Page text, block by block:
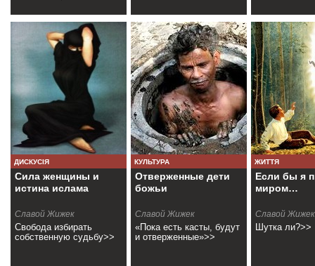
ДИСКУСІЯ
Сила женщины и
истина ислама
Славой Жижек
Свобода избирать
собственную судьбу>>
КУЛЬТУРА
Отверженные дети
божьи
Славой Жижек
«Пока есть касты, будут
и отверженные»>>
ЖИТТЯ
Если бы я
миром…
Славой Жижек
Шутка ли?>>